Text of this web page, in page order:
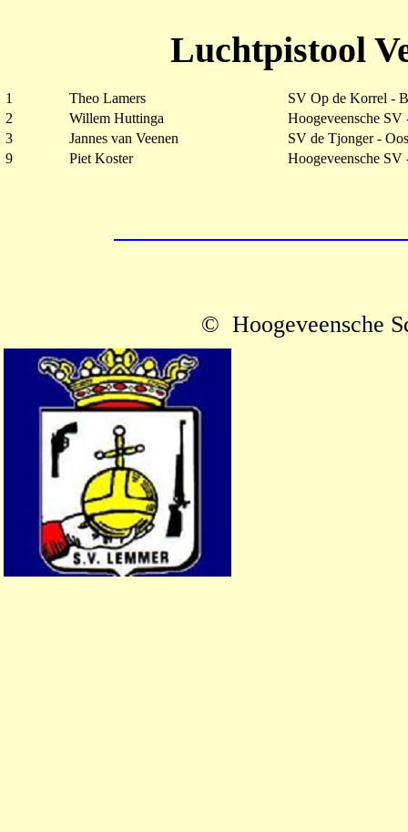
Luchtpistool
1 Theo Lamers
SV Op de Korrel -
2
Willem Huttinga
Hoogeveensche SV
3
Jannes van Veenen
SV de Tjonger -
9
Piet Koster Hoogeveensche SV
© Hoogeveensche